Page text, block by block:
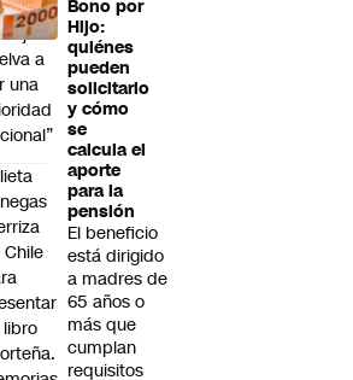
Bono por
Hijo:
quiénes
pueden
solicitarlo
y cómo
se
calcula el
aporte
para la
pensión
El beneficio
está dirigido
a madres de
65 años o
más que
cumplan
requisitos
a
una
Chile
libro